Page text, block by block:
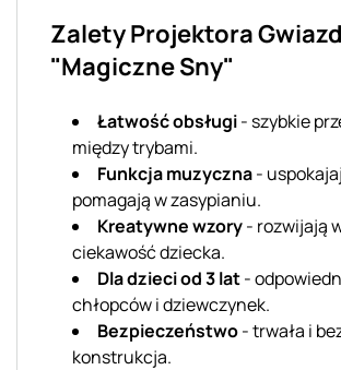
Zalety Projektora Gwiazd
"Magiczne Sny"
Łatwość obsługi- szybkie
między trybami.
Funkcja muzyczna-
pomagają w zasypianiu.
Kreatywne wzory- rozwijają
ciekawość dziecka.
Dla dzieci od 3 lat-
chłopców i dziewczynek.
Bezpieczeństwo- trwała i
konstrukcja.